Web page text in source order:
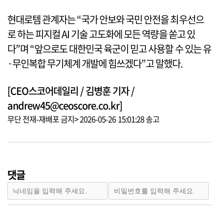
현대로템 관계자는 “국가 안보와 국민 안전을 최우선으
로 하는 피지컬 AI 기술 고도화에 모든 역량을 쏟고 있
다”며 “앞으로도 대한민국 육군이 믿고 사용할 수 있는 유
·무인복합 무기체계 개발에 힘쓰겠다”고 말했다.
[CEO스코어데일리 / 김병훈 기자 /
andrew45@ceoscore.co.kr]
무단 전재-재배포 금지> 2026-05-26 15:01:28 송고
댓글